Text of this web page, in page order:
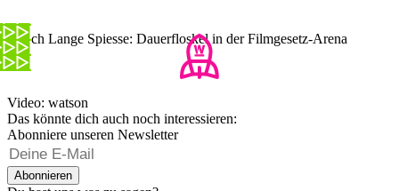
Gleich Lange Spiesse: Dauerfloskel in der Filmgesetz-Arena
Video: watson
Das könnte dich auch noch interessieren:
Abonniere unseren Newsletter
Abonnieren